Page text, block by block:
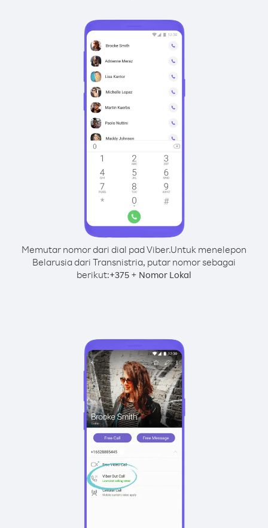
Memutar nomor dari dial pad Viber.Untuk menelepon
Belarusia dari Transnistria, putar nomor sebagai
berikut:+375 + Nomor Lokal